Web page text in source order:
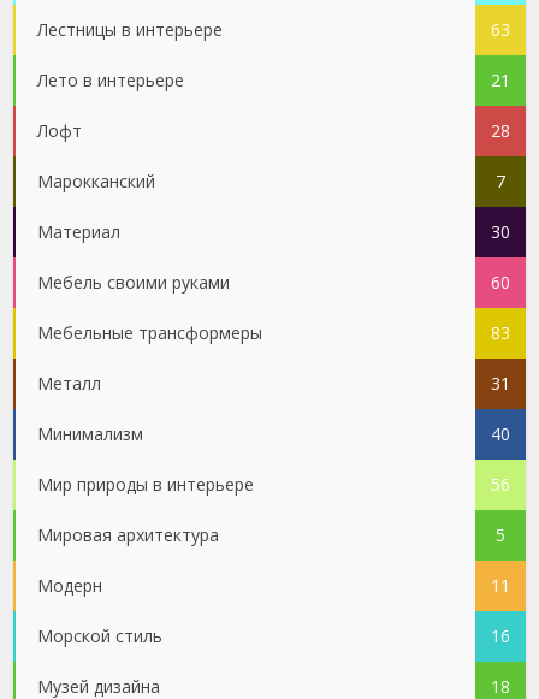
Лестницы в интерьере 63
Лето в интерьере 21
Лофт 28
Марокканский 7
Материал 30
Мебель своими руками 60
Мебельные трансформеры 83
Металл 31
Минимализм 40
Мир природы в интерьере 56
Мировая архитектура 5
Модерн 11
Морской стиль 16
Музей дизайна 18